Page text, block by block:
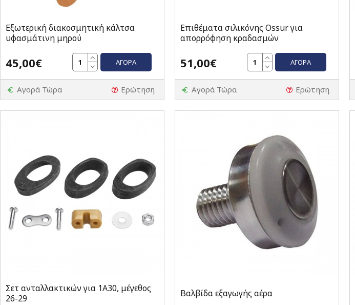
Εξωτερική διακοσμητική κάλτσα
υφασμάτινη μηρού
45,00€ ΑΓΟΡΆ
Αγορά Τώρα Ερώτηση
Επιθέματα σιλικόνης Ossur για
απορρόφηση κραδασμών
51,00€ ΑΓΟΡΆ
Αγορά Τώρα Ερώτηση
Σετ ανταλλακτικών για 1A30, μέγεθος
26-29
Βαλβίδα εξαγωγής αέρα